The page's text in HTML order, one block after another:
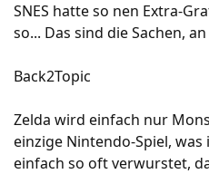
http://
SNES hatte so nen Extra-
so... Das sind die Sachen,
Back2Topic
Zelda wird einfach nur
einzige Nintendo-Spiel,
einfach so oft verwurstet,